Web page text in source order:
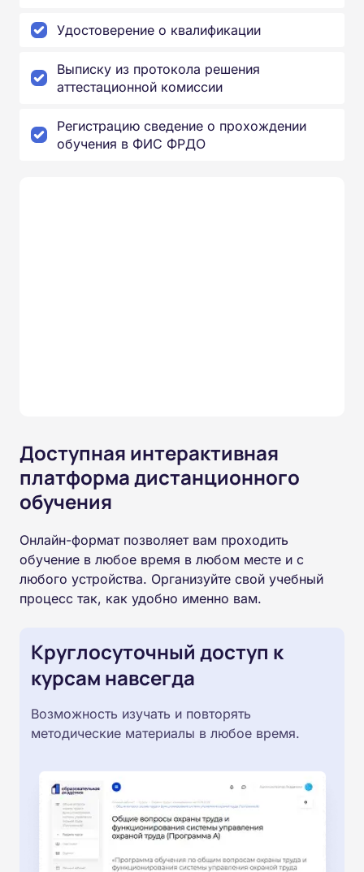
Удостоверение о квалификации
Выписку из протокола решения
аттестационной комиссии
Регистрацию сведение о прохождении
обучения в ФИС ФРДО
Доступная интерактивная
платформа дистанционного
обучения
Онлайн-формат позволяет вам проходить
обучение в любое время в любом месте и с
любого устройства. Организуйте свой учебный
процесс так, как удобно именно вам.
Круглосуточный доступ к
курсам навсегда
Возможность изучать и повторять
методические материалы в любое время.